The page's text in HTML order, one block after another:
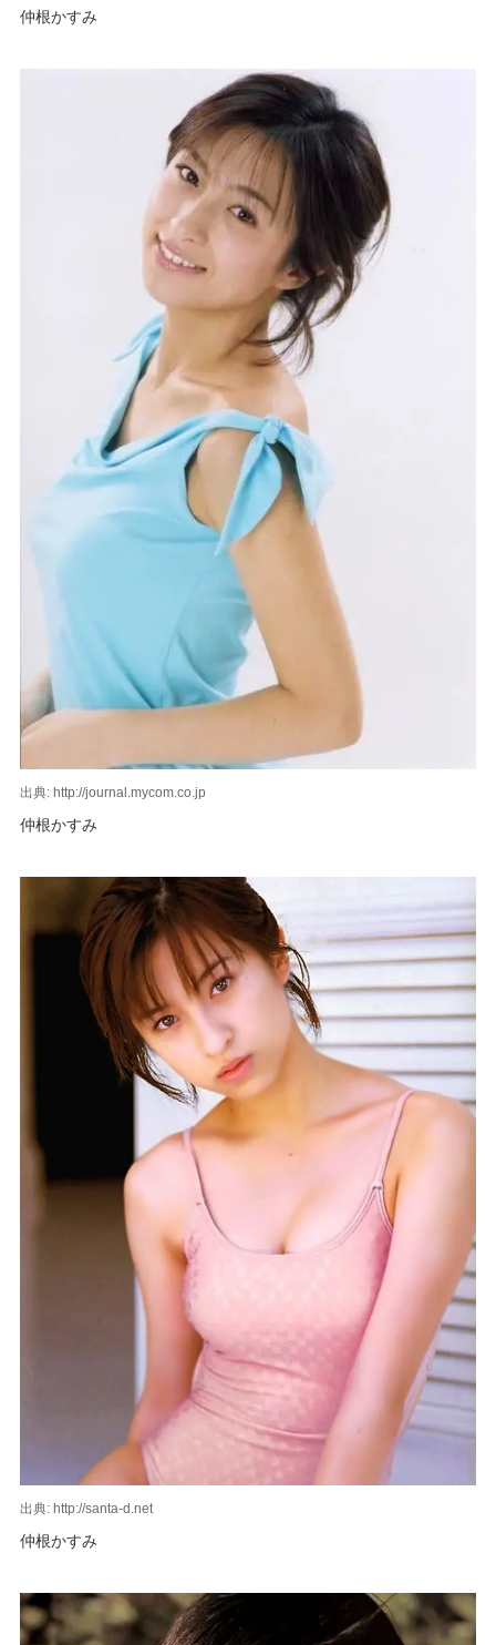
仲根かすみ
出典: http://journal.mycom.co.jp
仲根かすみ
出典: http://santa-d.net
仲根かすみ